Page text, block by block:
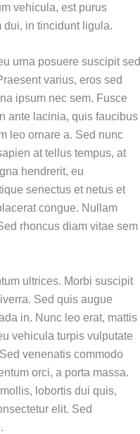
vehicula, est purus
dui, in tincidunt ligula.
urna posuere suscipit sed
varius, eros sed
ipsum nec sem. Fusce
ante lacinia, quis faucibus
leo ornare a. Sed nunc
at tellus tempus, at
hendrerit, eu
senectus et netus et
congue. Nullam
rhoncus diam vitae sem
ultrices. Morbi suscipit
Sed quis augue
in. Nunc leo erat, mattis
vehicula turpis vulputate
venenatis commodo
orci, a porta massa.
lobortis dui quis,
elit. Sed